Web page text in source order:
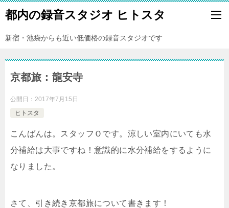
都内の録音スタジオ ヒトスタ
新宿・池袋からも近い低価格の録音スタジオです
京都旅：龍安寺
公開日： 2017年7月15日
ヒトスタ
こんばんは。スタッフＯです。涼しい室内にいても水
分補給は大事ですね！意識的に水分補給をするように
なりました。
さて、引き続き京都旅について書きます！